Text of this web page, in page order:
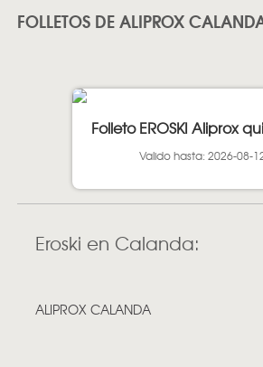
FOLLETOS DE ALIPROX
Folleto EROSKI Aliprox
Valido hasta: 2026-08-
Eroski en Calanda:
ALIPROX CALANDA